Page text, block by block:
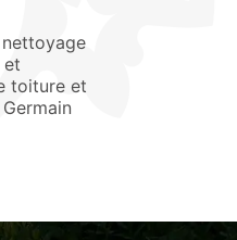
et
toiture et